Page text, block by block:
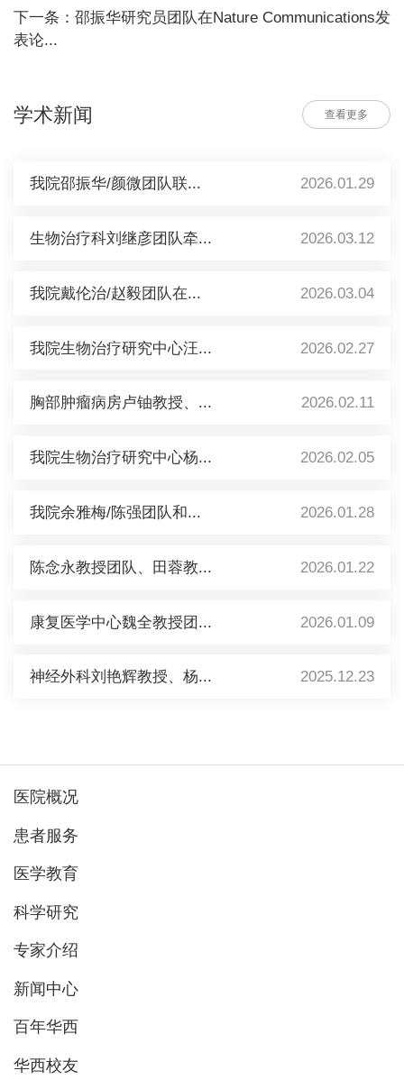
下一条：邵振华研究员团队在Nature Communications发
表论...
学术新闻 查看更多
我院邵振华/颜微团队联... 2026.01.29
生物治疗科刘继彦团队牵... 2026.03.12
我院戴伦治/赵毅团队在... 2026.03.04
我院生物治疗研究中心汪... 2026.02.27
胸部肿瘤病房卢铀教授、... 2026.02.11
我院生物治疗研究中心杨... 2026.02.05
我院余雅梅/陈强团队和... 2026.01.28
陈念永教授团队、田蓉教... 2026.01.22
康复医学中心魏全教授团... 2026.01.09
神经外科刘艳辉教授、杨... 2025.12.23
医院概况
患者服务
医学教育
科学研究
专家介绍
新闻中心
百年华西
华西校友